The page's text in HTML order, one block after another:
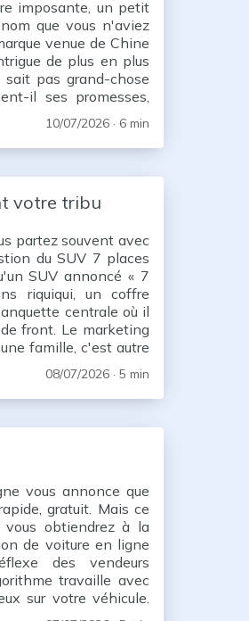
imposante, un petit
que vous n'aviez
venue de Chine
de plus en plus
pas grand-chose
il ses promesses,
10/07/2026 · 6 min
votre tribu
partez souvent avec
du SUV 7 places
SUV annoncé « 7
riquiqui, un coffre
centrale où il
front. Le marketing
famille, c'est autre
08/07/2026 · 5 min
vous annonce que
gratuit. Mais ce
obtiendrez à la
de voiture en ligne
des vendeurs
travaille avec
sur votre véhicule.
plusieurs milliers